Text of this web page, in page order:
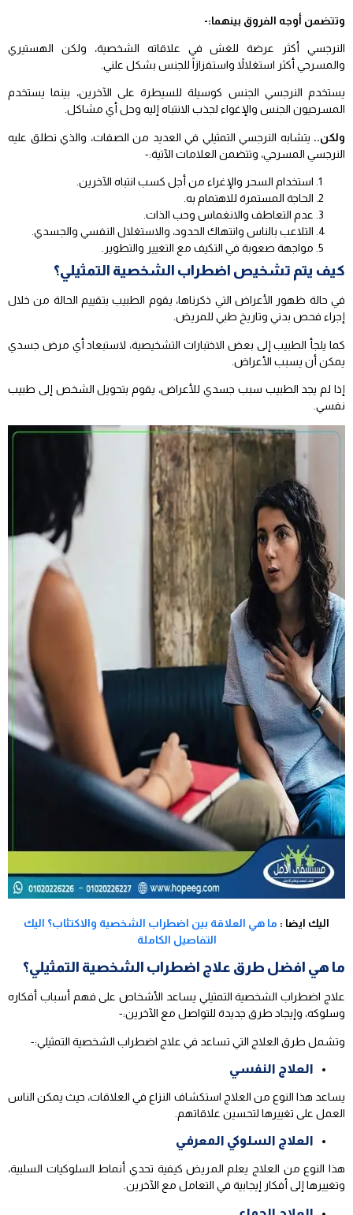
وتتضمن أوجه الفروق بينهما:-
النرجسي أكثر عرضة للغش في علاقاته الشخصية، ولكن الهستيري
والمسرحي أكثر استغلالاً واستفزازاً للجنس بشكل علني.
يستخدم النرجسي الجنس كوسيلة للسيطرة على الآخرين، بينما يستخدم
المسرحيون الجنس والإغواء لجذب الانتباه إليه وحل أي مشاكل.
ولكن.. يتشابه النرجسي التمثيلي في العديد من الصفات، والذي نطلق عليه
النرجسي المسرحي، وتتضمن العلامات الآتية:-
استخدام السحر والإغراء من أجل كسب انتباه الآخرين.
الحاجة المستمرة للاهتمام به.
عدم التعاطف والانغماس وحب الذات.
التلاعب بالناس وانتهاك الحدود، والاستغلال النفسي والجسدي.
مواجهة صعوبة في التكيف مع التغيير والتطوير.
كيف يتم تشخيص اضطراب الشخصية التمثيلي؟
في حالة ظهور الأعراض التي ذكرناها، يقوم الطبيب بتقييم الحالة من خلال
إجراء فحص بدني وتاريخ طبي للمريض.
كما يلجأ الطبيب إلى بعض الاختبارات التشخيصية، لاستبعاد أي مرض جسدي
يمكن أن يسبب الأعراض.
إذا لم يجد الطبيب سبب جسدي للأعراض، يقوم بتحويل الشخص إلى طبيب
نفسي.
اليك ايضا : ما هي العلاقة بين اضطراب الشخصية والاكتئاب؟ اليك
التفاصيل الكاملة
ما هي افضل طرق علاج اضطراب الشخصية التمثيلي؟
علاج اضطراب الشخصية التمثيلي يساعد الأشخاص على فهم أسباب أفكاره
وسلوكه، وإيجاد طرق جديدة للتواصل مع الآخرين:-
وتشمل طرق العلاج التي تساعد في علاج اضطراب الشخصية التمثيلي:-
العلاج النفسي
يساعد هذا النوع من العلاج استكشاف النزاع في العلاقات، حيث يمكن الناس
العمل على تغييرها لتحسين علاقاتهم.
العلاج السلوكي المعرفي
هذا النوع من العلاج يعلم المريض كيفية تحدي أنماط السلوكيات السلبية،
وتغييرها إلى أفكار إيجابية في التعامل مع الآخرين.